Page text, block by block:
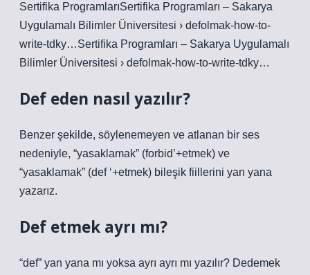
Sertifika ProgramlarıSertifika Programları – Sakarya
Uygulamalı Bilimler Üniversitesi › defolmak-how-to-
write-tdky…Sertifika Programları – Sakarya Uygulamalı
Bilimler Üniversitesi › defolmak-how-to-write-tdky…
Def eden nasıl yazılır?
Benzer şekilde, söylenemeyen ve atlanan bir ses
nedeniyle, “yasaklamak” (forbid’+etmek) ve
“yasaklamak” (def ‘+etmek) bileşik fiillerini yan yana
yazarız.
Def etmek ayrı mı?
“def” yan yana mı yoksa ayrı ayrı mı yazılır? Dedemek